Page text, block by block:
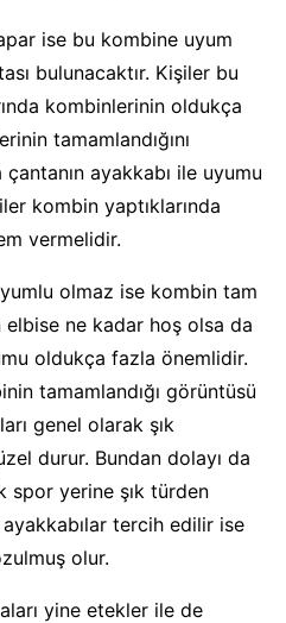
ise bu kombine uyum
bulunacaktır. Kişiler bu
kombinlerinin oldukça
tamamlandığını
ayakkabı ile uyumu
kombin yaptıklarında
vermelidir.
olmaz ise kombin tam
ne kadar hoş olsa da
oldukça fazla önemlidir.
tamamlandığı görüntüsü
genel olarak şık
durur. Bundan dolayı da
spor yerine şık türden
tercih edilir ise
olur.
yine etekler ile de